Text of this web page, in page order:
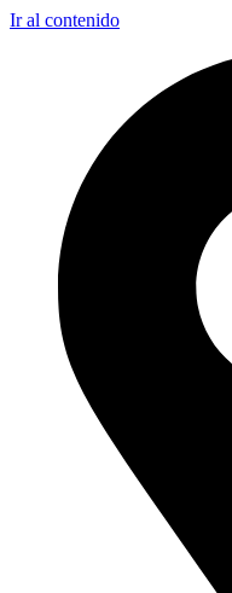
Ir al contenido